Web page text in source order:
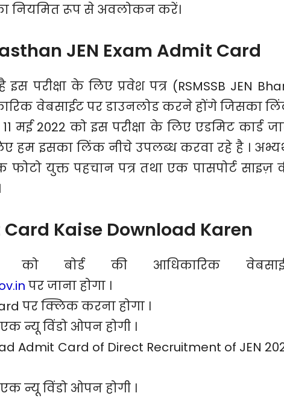
नियमित रूप से अवलोकन करें।
JEN Exam Admit Card
परीक्षा के लिए प्रवेश पत्र (RSMSSB JEN
वेबसाईट पर डाउनलोड करने होंगे जिसका
मई 2022 को इस परीक्षा के लिए एडमिट कार्ड
हम इसका लिंक नीचे उपलब्ध करवा रहे है ।
युक्त पहचान पत्र तथा एक पासपोर्ट साइज़
Kaise Download Karen
को बोर्ड की आधिकारिक
पर जाना होगा ।
पर क्लिक करना होगा ।
न्यू विंडो ओपन होगी ।
Admit Card of Direct Recruitment of JEN
न्यू विंडो ओपन होगी ।